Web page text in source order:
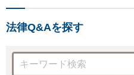
法律Q&Aを探す